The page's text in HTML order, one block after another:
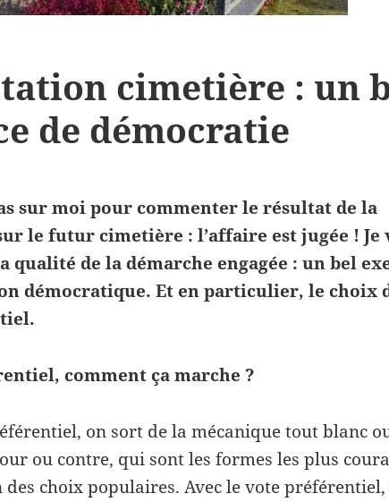
cimetière : un
de démocratie
sur moi pour commenter le résultat de la
le futur cimetière : l’affaire est jugée ! Je
qualité de la démarche engagée : un bel
démocratique. Et en particulier, le choix
comment ça marche ?
on sort de la mécanique tout blanc
ou contre, qui sont les formes les plus
des choix populaires. Avec le vote